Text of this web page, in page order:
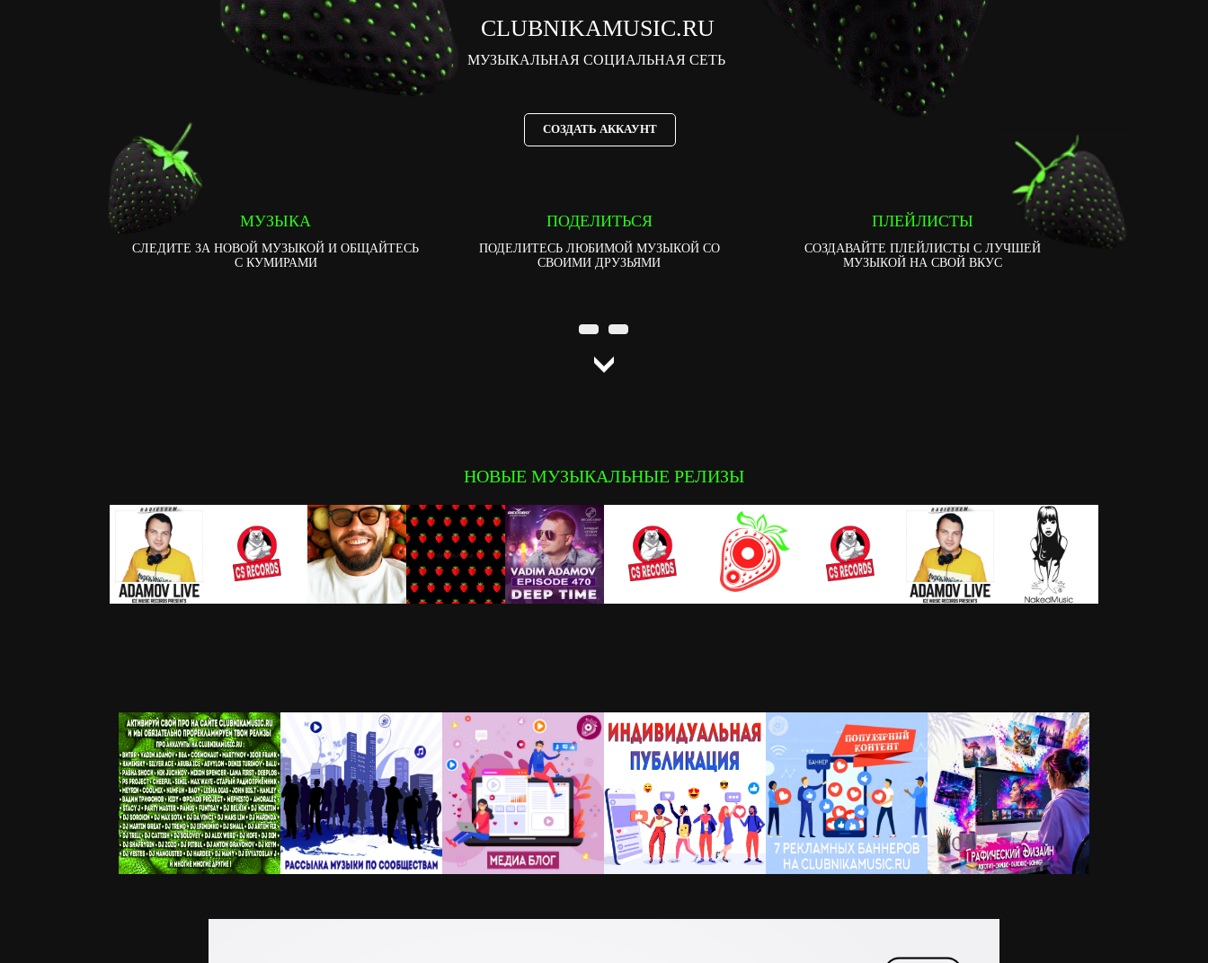
CLUBNIKAMUSIC.RU
МУЗЫКАЛЬНАЯ СОЦИАЛЬНАЯ СЕТЬ
СОЗДАТЬ АККАУНТ
МУЗЫКА
СЛЕДИТЕ ЗА НОВОЙ МУЗЫКОЙ И ОБЩАЙТЕСЬ
С КУМИРАМИ
ПОДЕЛИТЬСЯ
ПОДЕЛИТЕСЬ ЛЮБИМОЙ МУЗЫКОЙ СО
СВОИМИ ДРУЗЬЯМИ
ПЛЕЙЛИСТЫ
СОЗДАВАЙТЕ ПЛЕЙЛИСТЫ С ЛУЧШЕЙ
МУЗЫКОЙ НА СВОЙ ВКУС
НОВЫЕ МУЗЫКАЛЬНЫЕ РЕЛИЗЫ